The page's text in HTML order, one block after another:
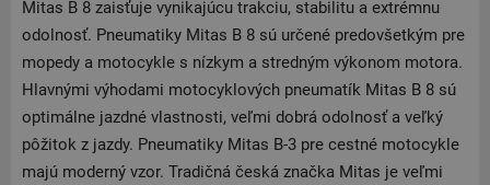
Mitas B 8 zaisťuje vynikajúcu trakciu, stabilitu a extrémnu
odolnosť. Pneumatiky Mitas B 8 sú určené predovšetkým pre
mopedy a motocykle s nízkym a stredným výkonom motora.
Hlavnými výhodami motocyklových pneumatík Mitas B 8 sú
optimálne jazdné vlastnosti, veľmi dobrá odolnosť a veľký
pôžitok z jazdy. Pneumatiky Mitas B-3 pre cestné motocykle
majú moderný vzor. Tradičná česká značka Mitas je veľmi